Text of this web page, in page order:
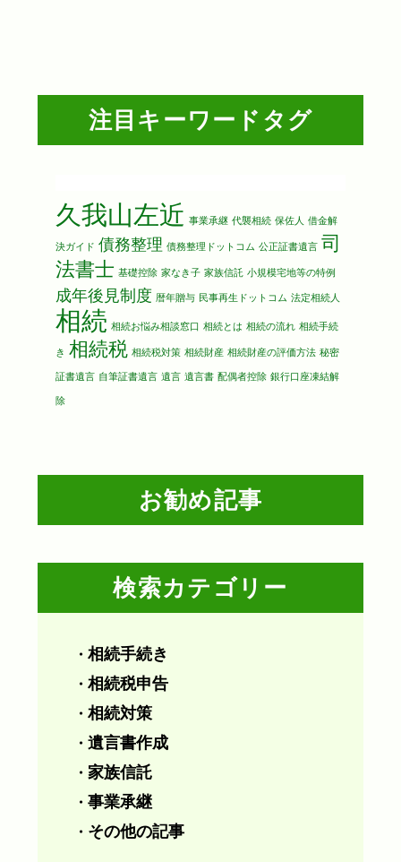
注目キーワードタグ
久我山左近 事業承継 代襲相続 保佐人 借金解
決ガイド 債務整理 債務整理ドットコム 公正証書遺言 司
法書士 基礎控除 家なき子 家族信託 小規模宅地等の特例
成年後見制度 暦年贈与 民事再生ドットコム 法定相続人
相続 相続お悩み相談窓口 相続とは 相続の流れ 相続手続
き 相続税 相続税対策 相続財産 相続財産の評価方法 秘密
証書遺言 自筆証書遺言 遺言 遺言書 配偶者控除 銀行口座凍結解
除
お勧め記事
検索カテゴリー
・相続手続き
・相続税申告
・相続対策
・遺言書作成
・家族信託
・事業承継
・ その他の記事